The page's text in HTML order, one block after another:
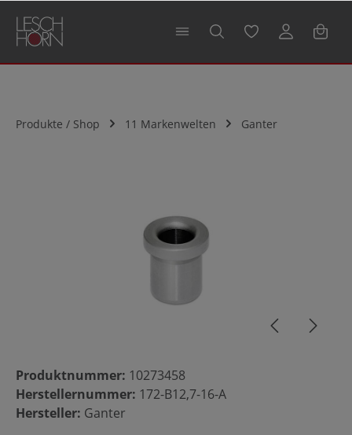
springen
Produkte / Shop 11 Markenwelten Ganter
Produktnummer: 10273458
Herstellernummer: 172-B12,7-16-A
Hersteller: Ganter